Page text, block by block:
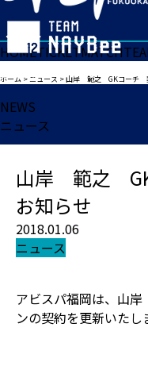
HOMETICKETMATCH
ホーム >ニュース >山岸 範之 GKコーチ
NEWS
ニュース
山岸 範之
お知らせ
2018.01.06
ニュース
アビスパ福岡は、山
ンの契約を更新いたし